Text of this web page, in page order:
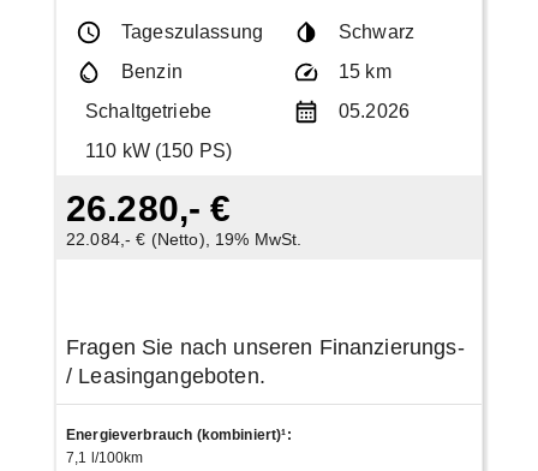
Tageszulassung
Schwarz
Benzin
15 km
Schaltgetriebe
05.2026
110 kW (150 PS)
26.280,- €
22.084,- € (Netto), 19% MwSt.
Fragen Sie nach unseren Finanzierungs-
/ Leasingangeboten.
Energieverbrauch (kombiniert)¹:
7,1 l/100km